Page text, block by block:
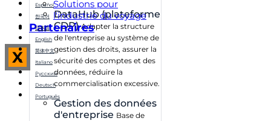
DataHub (plateforme
CDP) Adapter la structure
de l'entreprise au système de
gestion des droits, assurer la
sécurité des comptes et des
données, réduire la
commercialisation excessive.
Gestion des données
d'entreprise Base de
Solutions pour
l'industrie du voyage
Partenaires
X
Español
한국어
日本語
English
简体中文
Italiano
Русский
Deutsch
Português